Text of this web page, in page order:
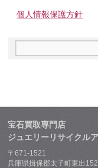
個人情報保護方針
宝石買取専門店
ジュエリーリサイクル
〒671-1521
兵庫県揖保郡太子町東出